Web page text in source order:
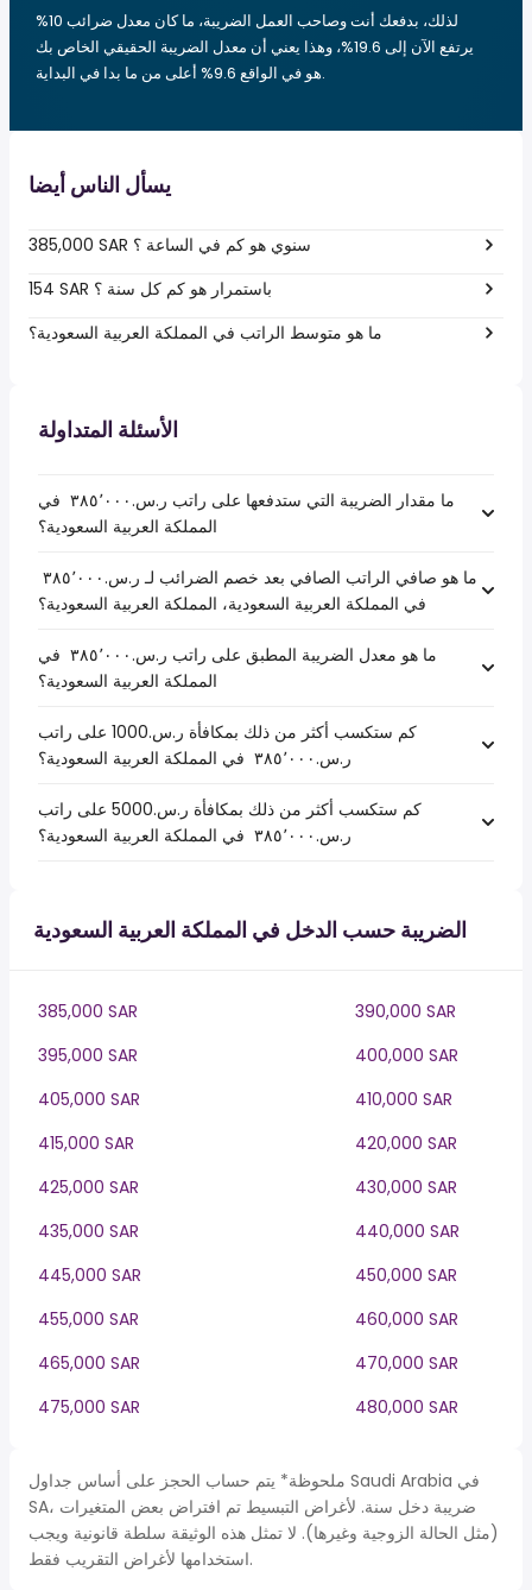
لذلك، بدفعك أنت وصاحب العمل الضريبة، ما كان معدل ضرائب 10%
يرتفع الآن إلى 19.6%، وهذا يعني أن معدل الضريبة الحقيقي الخاص بك
هو في الواقع 9.6% أعلى من ما بدا في البداية.
يسأل الناس أيضا
385,000 SAR سنوي هو كم في الساعة ؟
154 SAR باستمرار هو كم كل سنة ؟
ما هو متوسط الراتب في المملكة العربية السعودية؟
الأسئلة المتداولة
ما مقدار الضريبة التي ستدفعها على راتب ر.س.‏٣٨٥٬٠٠٠ ‏ في
المملكة العربية السعودية؟
في المملكة العربية السعودية، المملكة العربية السعودية؟
ما هو معدل الضريبة المطبق على راتب ر.س.‏٣٨٥٬٠٠٠ ‏ في
المملكة العربية السعودية؟
كم ستكسب أكثر من ذلك بمكافأة ر.س.1000 على راتب
ر.س.‏٣٨٥٬٠٠٠ ‏ في المملكة العربية السعودية؟
كم ستكسب أكثر من ذلك بمكافأة ر.س.5000 على راتب
ر.س.‏٣٨٥٬٠٠٠ ‏ في المملكة العربية السعودية؟
الضريبة حسب الدخل في المملكة العربية السعودية
385,000 SAR
390,000 SAR
395,000 SAR
400,000 SAR
405,000 SAR
410,000 SAR
415,000 SAR
420,000 SAR
425,000 SAR
430,000 SAR
435,000 SAR
440,000 SAR
445,000 SAR
450,000 SAR
455,000 SAR
460,000 SAR
465,000 SAR
470,000 SAR
475,000 SAR
480,000 SAR
ملحوظة* يتم حساب الحجز على أساس جداول Saudi Arabia في
SA، ضريبة دخل سنة. لأغراض التبسيط تم افتراض بعض المتغيرات
(مثل الحالة الزوجية وغيرها). لا تمثل هذه الوثيقة سلطة قانونية ويجب
استخدامها لأغراض التقريب فقط.